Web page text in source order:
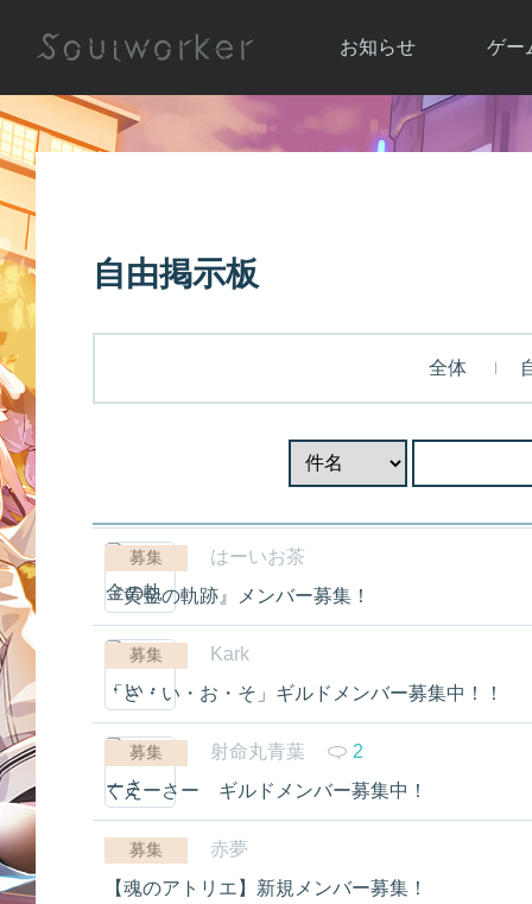
お知らせ
お知らせ一覧
ゲー
ソウ
アップ
自由掲示板
全体
募集
はーいお茶
『黄金の軌跡』メンバー募集！
募集
Kark
「さ・い・お・そ」ギルドメンバー募集中！！
募集 射命丸青葉
2
くえーさー ギルドメンバー募集中！
募集
赤夢
【魂のアトリエ】新規メンバー募集！